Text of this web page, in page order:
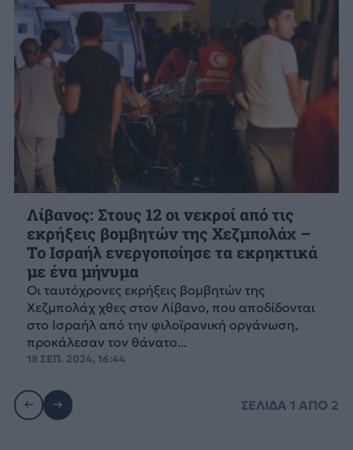
Λίβανος: Στους 12 οι νεκροί από τις
εκρήξεις βομβητών της Χεζμπολάχ –
Το Ισραήλ ενεργοποίησε τα εκρηκτικά
με ένα μήνυμα
Οι ταυτόχρονες εκρήξεις βομβητών της
Χεζμπολάχ χθες στον Λίβανο, που αποδίδονται
στο Ισραήλ από την φιλοϊρανική οργάνωση,
προκάλεσαν τον θάνατο...
18 ΣΕΠ. 2024, 16:44
ΣΕΛΙΔΑ1 ΑΠΟ 2